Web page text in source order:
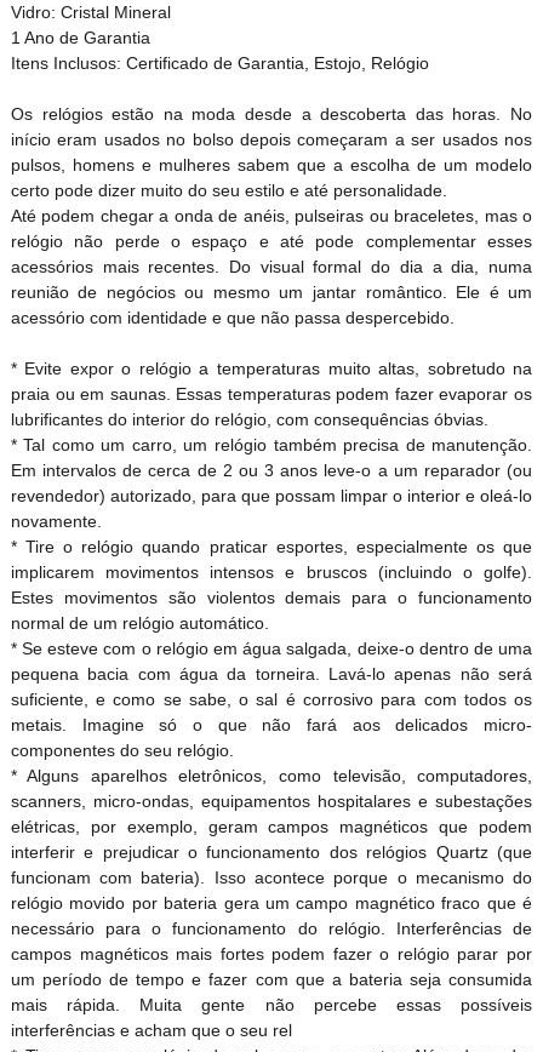
Vidro: Cristal Mineral
1 Ano de Garantia
Itens Inclusos: Certificado de Garantia, Estojo, Relógio
Os relógios estão na moda desde a descoberta das horas. No
início eram usados no bolso depois começaram a ser usados nos
pulsos, homens e mulheres sabem que a escolha de um modelo
certo pode dizer muito do seu estilo e até personalidade.
Até podem chegar a onda de anéis, pulseiras ou braceletes, mas o
relógio não perde o espaço e até pode complementar esses
acessórios mais recentes. Do visual formal do dia a dia, numa
reunião de negócios ou mesmo um jantar romântico. Ele é um
acessório com identidade e que não passa despercebido.
* Evite expor o relógio a temperaturas muito altas, sobretudo na
praia ou em saunas. Essas temperaturas podem fazer evaporar os
lubrificantes do interior do relógio, com consequências óbvias.
* Tal como um carro, um relógio também precisa de manutenção.
Em intervalos de cerca de 2 ou 3 anos leve-o a um reparador (ou
revendedor) autorizado, para que possam limpar o interior e oleá-lo
novamente.
* Tire o relógio quando praticar esportes, especialmente os que
implicarem movimentos intensos e bruscos (incluindo o golfe).
Estes movimentos são violentos demais para o funcionamento
normal de um relógio automático.
* Se esteve com o relógio em água salgada, deixe-o dentro de uma
pequena bacia com água da torneira. Lavá-lo apenas não será
suficiente, e como se sabe, o sal é corrosivo para com todos os
metais. Imagine só o que não fará aos delicados micro-
componentes do seu relógio.
* Alguns aparelhos eletrônicos, como televisão, computadores,
scanners, micro-ondas, equipamentos hospitalares e subestações
elétricas, por exemplo, geram campos magnéticos que podem
interferir e prejudicar o funcionamento dos relógios Quartz (que
funcionam com bateria). Isso acontece porque o mecanismo do
relógio movido por bateria gera um campo magnético fraco que é
necessário para o funcionamento do relógio. Interferências de
campos magnéticos mais fortes podem fazer o relógio parar por
um período de tempo e fazer com que a bateria seja consumida
mais rápida. Muita gente não percebe essas possíveis
interferências e acham que o seu rel